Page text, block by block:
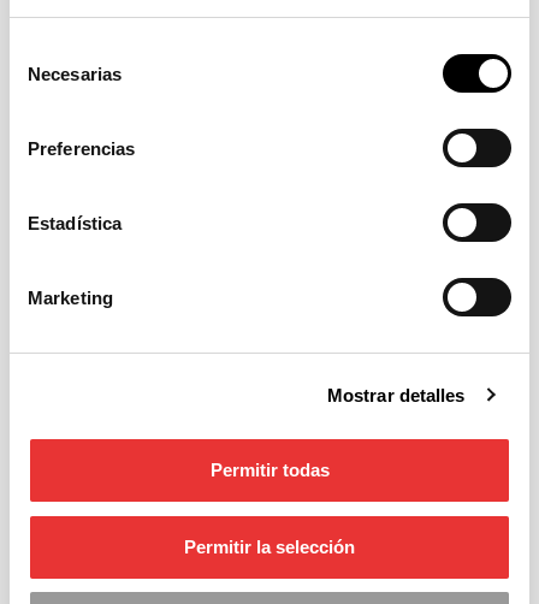
Necesarias
Preferencias
Estadística
Marketing
Mostrar detalles
Permitir todas
Permitir la selección
Sin categorizar
Cómo reducir los accidentes
por hielo en la calzada: la
FuturaSDH
hielo en la calzada se convierte en uno de
los mayores riesgos […]
Leer más>